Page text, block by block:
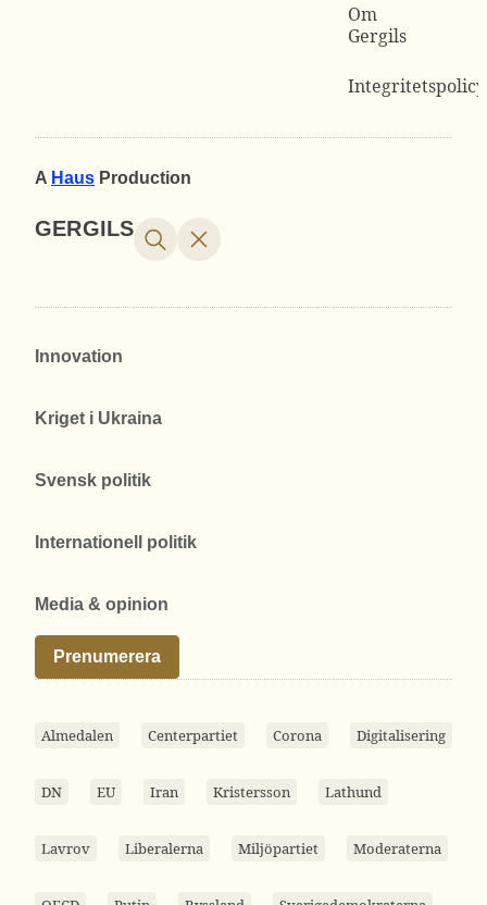
Om
Gergils
Integritetspolicy
A Haus Production
GERGILS
Innovation
Kriget i Ukraina
Svensk politik
Internationell politik
Media & opinion
Prenumerera
Almedalen Centerpartiet Corona Digitalisering
DN EU Iran Kristersson Lathund
Lavrov Liberalerna Miljöpartiet Moderaterna